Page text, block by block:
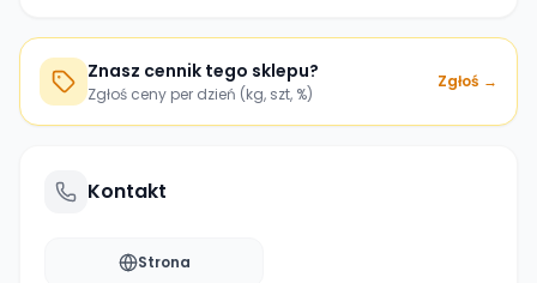
Znasz cennik tego sklepu?
Zgłoś ceny per dzień (kg, szt, %)
Zgłoś →
Kontakt
Strona